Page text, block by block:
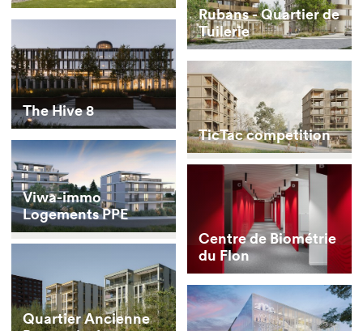
Rubans - Quartier de
Tuilerie
The Hive 8
TicTac competition
Viwa-immo
Logements PPE
Centre de Biométrie
du Flon
Quartier Ancienne